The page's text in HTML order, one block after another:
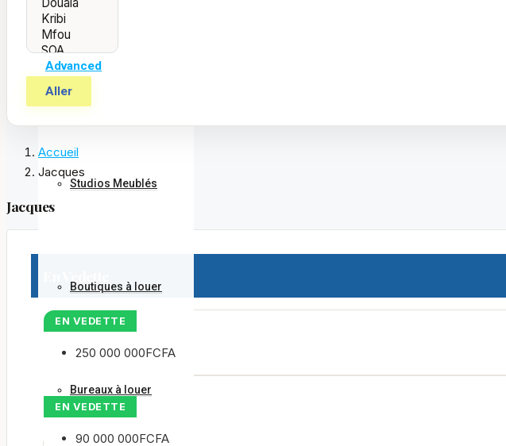
Studios
Studios Meublés
Boutiques à louer
Bureaux à louer
Advanced
Aller
Accueil
Jacques
Jacques
EN VEDETTE
250 000 000FCFA
EN VEDETTE
90 000 000FCFA